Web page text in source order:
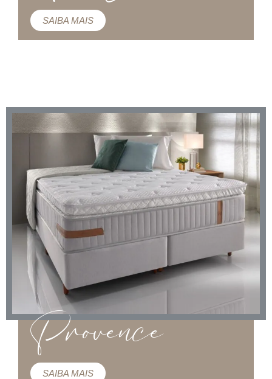
SAIBA MAIS
Provence
SAIBA MAIS